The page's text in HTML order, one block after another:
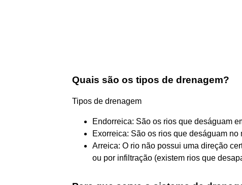
Quais são os tipos de drenagem?
Tipos de drenagem
Endorreica: São os rios que deságuam
Exorreica: São os rios que deságuam no
Arreica: O rio não possui uma direção
ou por infiltração (existem rios que